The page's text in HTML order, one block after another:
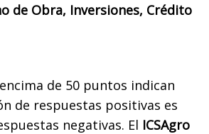
de Obra, Inversiones, Crédito
de 50 puntos indican
de respuestas positivas es
negativas. El ICSAgro